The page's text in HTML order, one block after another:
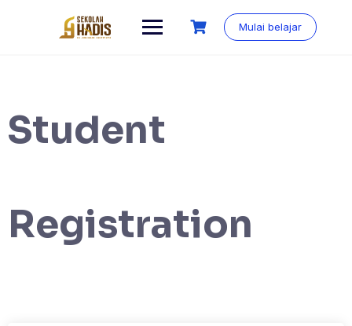
Mulai belajar
Student
Registration